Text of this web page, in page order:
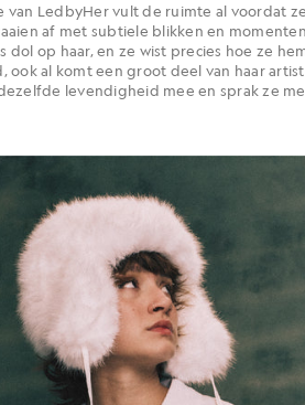
van LedbyHer vult de ruimte al voordat
af met subtiele blikken en
dol op haar, en ze wist precies hoe ze
ook al komt een groot deel van haar
levendigheid mee en sprak ze